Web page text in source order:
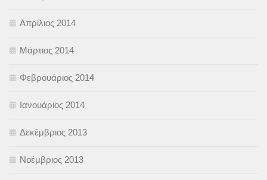
Απρίλιος 2014
Μάρτιος 2014
Φεβρουάριος 2014
Ιανουάριος 2014
Δεκέμβριος 2013
Νοέμβριος 2013